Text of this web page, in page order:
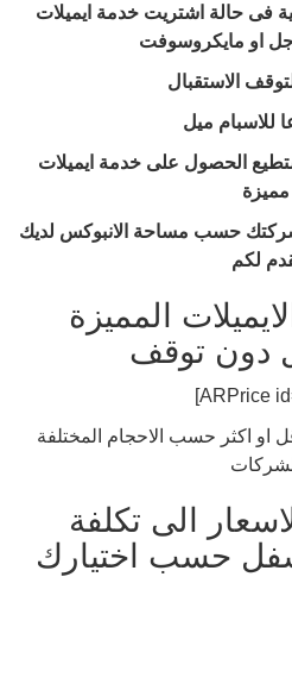
فى حالة اشتريت خدمة ايميلات
او مايكروسوفت
الاستقبال
للاسبام ميل
الحصول على خدمة ايميلات
مميزة
حسب مساحة الانبوكس لديك
لكم
المميزة
دون توقف
او اكثر حسب الاحجام المختلفة
الى تكلفة
حسب اختيارك